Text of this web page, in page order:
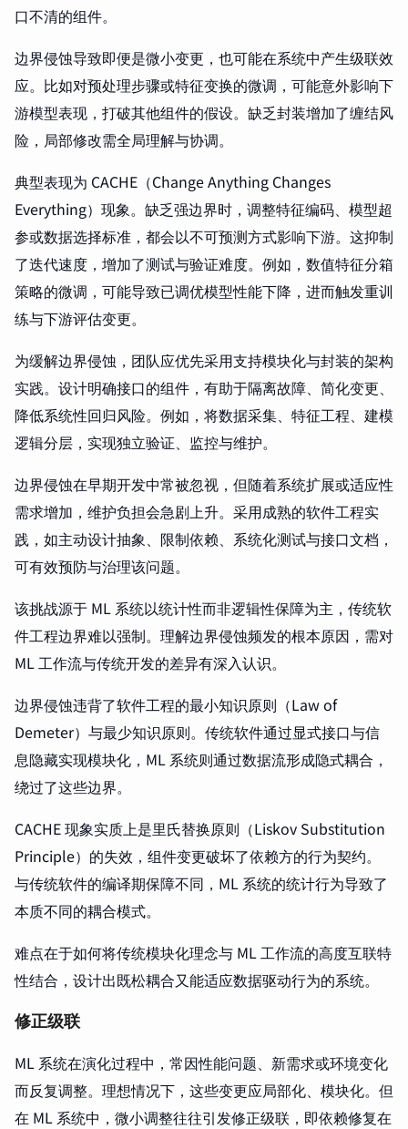
口不清的组件。
边界侵蚀导致即便是微小变更，也可能在系统中产生级联效
应。比如对预处理步骤或特征变换的微调，可能意外影响下
游模型表现，打破其他组件的假设。缺乏封装增加了缠结风
险，局部修改需全局理解与协调。
典型表现为 CACHE（Change Anything Changes
Everything）现象。缺乏强边界时，调整特征编码、模型超
参或数据选择标准，都会以不可预测方式影响下游。这抑制
了迭代速度，增加了测试与验证难度。例如，数值特征分箱
策略的微调，可能导致已调优模型性能下降，进而触发重训
练与下游评估变更。
为缓解边界侵蚀，团队应优先采用支持模块化与封装的架构
实践。设计明确接口的组件，有助于隔离故障、简化变更、
降低系统性回归风险。例如，将数据采集、特征工程、建模
逻辑分层，实现独立验证、监控与维护。
边界侵蚀在早期开发中常被忽视，但随着系统扩展或适应性
需求增加，维护负担会急剧上升。采用成熟的软件工程实
践，如主动设计抽象、限制依赖、系统化测试与接口文档，
可有效预防与治理该问题。
该挑战源于 ML 系统以统计性而非逻辑性保障为主，传统软
件工程边界难以强制。理解边界侵蚀频发的根本原因，需对
ML 工作流与传统开发的差异有深入认识。
边界侵蚀违背了软件工程的最小知识原则（Law of
Demeter）与最少知识原则。传统软件通过显式接口与信
息隐藏实现模块化，ML 系统则通过数据流形成隐式耦合，
绕过了这些边界。
CACHE 现象实质上是里氏替换原则（Liskov Substitution
Principle）的失效，组件变更破坏了依赖方的行为契约。
与传统软件的编译期保障不同，ML 系统的统计行为导致了
本质不同的耦合模式。
难点在于如何将传统模块化理念与 ML 工作流的高度互联特
性结合，设计出既松耦合又能适应数据驱动行为的系统。
修正级联
ML 系统在演化过程中，常因性能问题、新需求或环境变化
而反复调整。理想情况下，这些变更应局部化、模块化。但
在 ML 系统中，微小调整往往引发修正级联，即依赖修复在